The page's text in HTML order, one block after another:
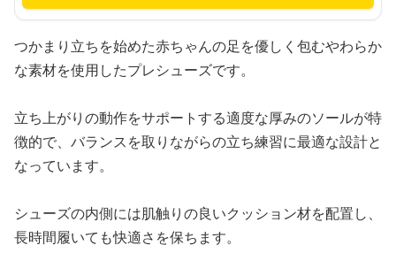
つかまり立ちを始めた赤ちゃんの足を優しく包むやわらか
な素材を使用したプレシューズです。
立ち上がりの動作をサポートする適度な厚みのソールが特
徴的で、バランスを取りながらの立ち練習に最適な設計と
なっています。
シューズの内側には肌触りの良いクッション材を配置し、
長時間履いても快適さを保ちます。